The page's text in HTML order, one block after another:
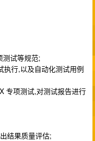
测试等规范;
执行,以及自动化测试用例
专项测试,对测试报告进行
结果质量评估;